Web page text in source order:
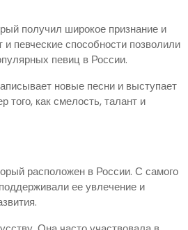
получил широкое признание и
певческие способности позволили
певиц в России.
новые песни и выступает
того, как смелость, талант и
расположен в России. С самого
ее увлечение и